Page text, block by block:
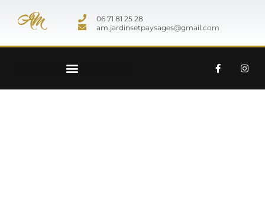
06 71 81 25 28
am.jardinsetpaysages@gmail.com